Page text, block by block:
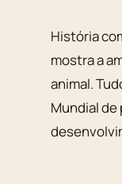
História
mostra a
animal.
Mundial de